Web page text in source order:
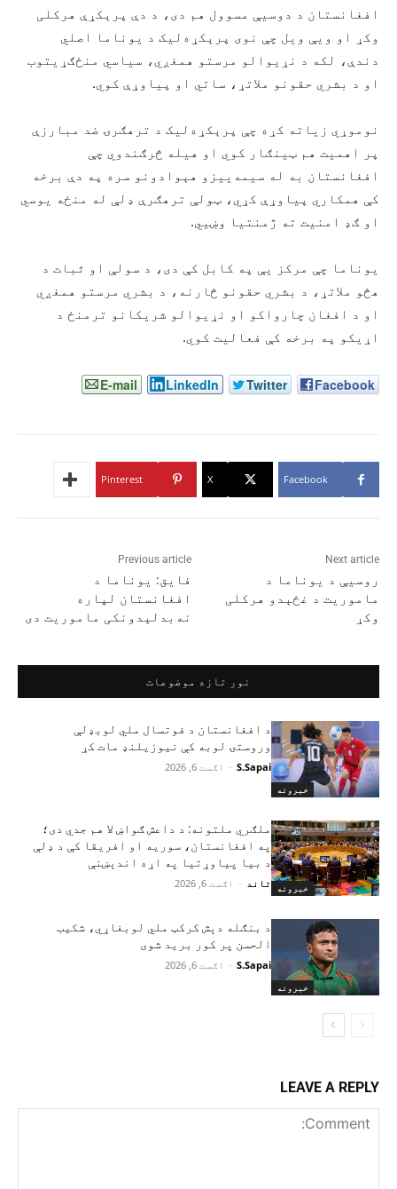
افغانستان د دوسیې مسوول هم دی، د دې پرېکړې هرکلی
وکړ او ویې ویل چې نوی پرېکړه‌لیک د یوناما اصلي
دندې، لکه د نړیوالو مرستو همغږي، سیاسي منځګړیتوب
او د بشري حقونو ملاتړ، ساتي او پیاوړې کوي.
نوموړي زیاته کړه چې پرېکړه‌لیک د ترهګرۍ ضد مبارزې
پر اهمیت هم ټینګار کوي او هیله څرګندوي چې
افغانستان به له سیمه‌ییزو هېوادونو سره په دې برخه
کې همکاري پیاوړې کړي، ټولې ترهګرې ډلې له منځه یوسي
او ګډ امنیت ته ژمنتیا وښيي.
یوناما چې مرکز یې په کابل کې دی، د سولې او ثبات د
هڅو ملاتړ، د بشري حقونو څارنه، د بشري مرستو همغږي
او د افغان چارواکو او نړیوالو شریکانو ترمنځ د
اړیکو په برخه کې فعالیت کوي.
Facebook
Twitter
LinkedIn
E-mail
Facebook
X
Pinterest
Previous article
فایق: یوناما د
افغانستان لپاره
نه‌بدلېدونکی ماموریت دی
Next article
روسیې د یوناما د
ماموریت د غځېدو هرکلی
وکړ
نور تازه موضوعات
خبرونه
د افغانستان د فوتسال ملي لوبډلې
وروستۍ لوبه کې نیوزیلنډ مات کړ
S.Sapai
- اګست 6, 2026
خبرونه
ملګري ملتونه: د داعش ګواښ لا هم جدي دی؛
په افغانستان، سوریه او افریقا کې د ډلې
د بیا پیاوړتیا په اړه اندېښنې
تاند - اګست 6, 2026
خبرونه
د بنګله دېش کرکټ ملي لوبغاړي، شکیب
الحسن پر کور برید شوی
S.Sapai
- اګست 6, 2026
LEAVE A REPLY